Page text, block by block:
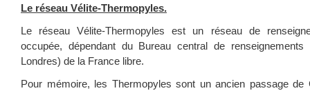
Le réseau Vélite-Thermopyles.
Le réseau Vélite-Thermopyles est un réseau de
occupée, dépendant du Bureau central de
Londres) de la France libre.
Pour mémoire, les Thermopyles sont un ancien passage de